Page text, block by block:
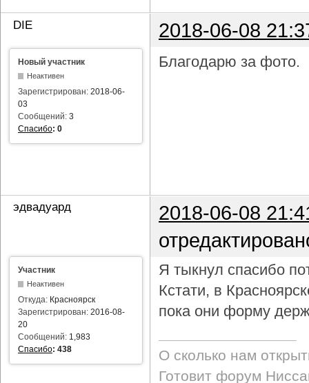
DIE 2018-06-08
Новый участник
Неактивен
Зарегистрирован: 2018-06-
03
Сообщений: 3
Спасибо: 0
Благодарю за фото.
эдвадуард
2018-06-08
Участник
Неактивен
Откуда: Красноярск
Зарегистрирован: 2016-08-
20
Сообщений: 1,983
Спасибо: 438
Я тыкнул спасибо
Кстати, в
пока они форму
О сколько нам
Готовит форум